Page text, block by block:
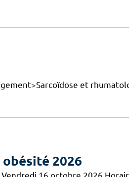
et
2026